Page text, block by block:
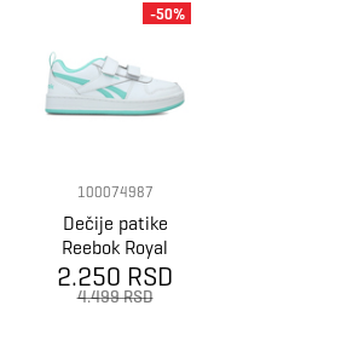
100074987
Dečije patike
Reebok Royal
Prime 2.0 2V
2.250 RSD
4.499 RSD
-50%